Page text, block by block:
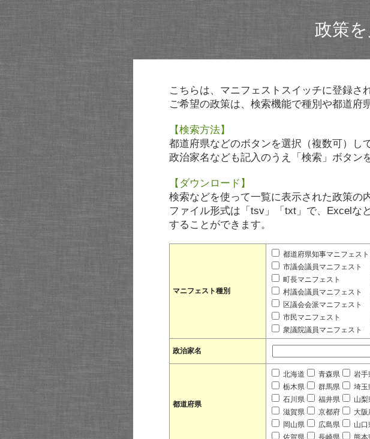
政策
こちらは、マニフェストスイッチに登録さ
ご希望の政策は、検索機能で種別や都道府
【検索方法】
都道府県などのボタンを選択（複数可）し
政治家名なども記入のうえ「検索」ボタン
【ダウンロード】
検索などを使って一覧に表示された政策の
ファイル形式は「tsv」「txt」で、Excelな
することができます。
マニフェスト種別
都道府県知事マニフェスト
市議会議員マニフェスト
町長マニフェスト
村議会議員マニフェスト
区議会会派マニフェスト
市民マニフェスト
衆議院議員マニフェスト
政治家名
都道府県
北海道 青森県 岩手
栃木県
群馬県 埼玉
石川県
福井県 山梨
滋賀県
京都府 大阪
岡山県
広島県 山口
佐賀県
長崎県 熊本